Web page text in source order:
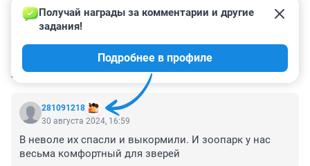
КОММЕНТАРИИ 6
281091218
Получай награды за комментарии и другие
задания!
Подробнее в профиле
30 августа 2024, 16:59
В неволе их спасли и выкормили. И зоопарк у нас
весьма комфортный для зверей